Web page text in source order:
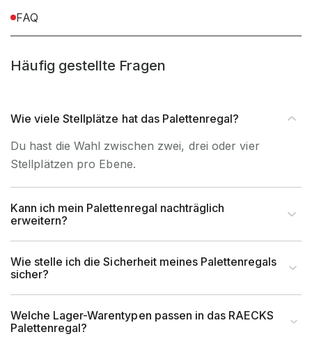
FAQ
Häufig gestellte Fragen
Wie viele Stellplätze hat das Palettenregal?
Du hast die Wahl zwischen zwei, drei oder vier
Stellplätzen pro Ebene.
Kann ich mein Palettenregal nachträglich
erweitern?
Wie stelle ich die Sicherheit meines Palettenregals
sicher?
Welche Lager-Warentypen passen in das RAECKS
Palettenregal?